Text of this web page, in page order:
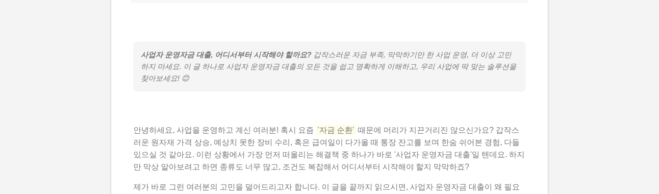
사업자 운영자금 대출, 어디서부터 시작해야 할까요? 갑작스러운 자금 부족, 막막하기만 한 사업 운영, 더 이상 고민
하지 마세요. 이 글 하나로 사업자 운영자금 대출의 모든 것을 쉽고 명확하게 이해하고, 우리 사업에 딱 맞는 솔루션을
찾아보세요! 😊
안녕하세요, 사업을 운영하고 계신 여러분! 혹시 요즘 '자금 순환' 때문에 머리가 지끈거리진 않으신가요? 갑작스
러운 원자재 가격 상승, 예상치 못한 장비 수리, 혹은 급여일이 다가올 때 통장 잔고를 보며 한숨 쉬어본 경험, 다들
있으실 것 같아요. 이런 상황에서 가장 먼저 떠올리는 해결책 중 하나가 바로 '사업자 운영자금 대출'일 텐데요. 하지
만 막상 알아보려고 하면 종류도 너무 많고, 조건도 복잡해서 어디서부터 시작해야 할지 막막하죠?
제가 바로 그런 여러분의 고민을 덜어드리고자 합니다. 이 글을 끝까지 읽으시면, 사업자 운영자금 대출이 왜 필요